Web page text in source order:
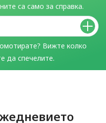
са само за справка.
Вижте колко
да спечелите.